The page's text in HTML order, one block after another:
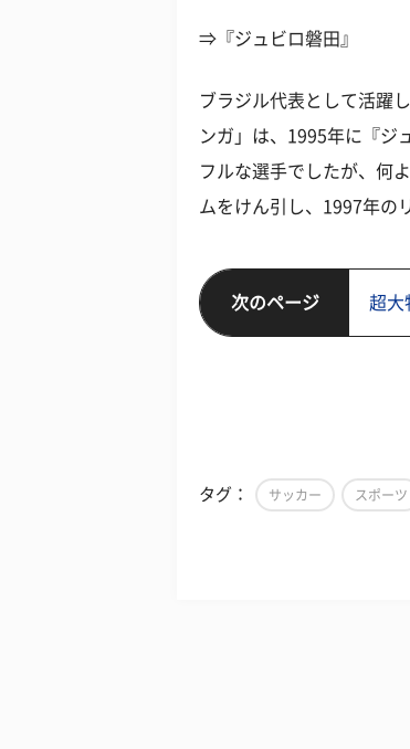
⇒『ジュビロ磐田』
ブラジル代表として活躍
ンガ」は、1995年に『ジ
フルな選手でしたが、何
ムをけん引し、1997年の
次のページ 超大
タグ： サッカー スポーツ